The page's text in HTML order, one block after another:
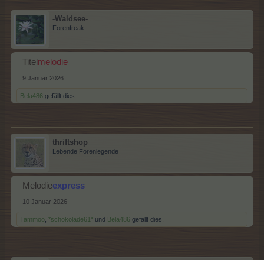
-Waldsee-
Forenfreak
Titel melodie
9 Januar 2026
Bela486 gefällt dies.
thriftshop
Lebende Forenlegende
Melodieexpress
10 Januar 2026
Tammoo *schokolade61* und Bela486 gefällt dies.